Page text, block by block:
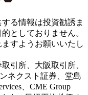
る情報は投資勧誘ま
としておりません。
すようお願いいたし
引所、大阪取引所、
ネクスト証券、堂島
、CME Group